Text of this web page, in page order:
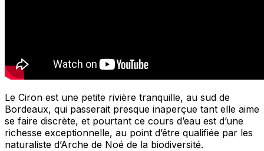
Le Ciron est une petite rivière tranquille, au sud de
Bordeaux, qui passerait presque inaperçue tant elle aime
se faire discrète, et pourtant ce cours d’eau est d’une
richesse exceptionnelle, au point d’être qualifiée par les
naturaliste d’Arche de Noé de la biodiversité.